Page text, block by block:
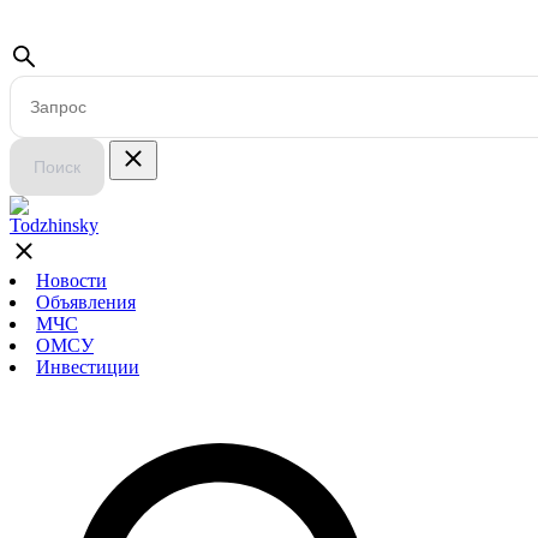
Поиск
Новости
Объявления
МЧС
ОМСУ
Инвестиции